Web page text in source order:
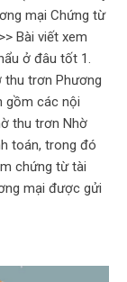
mại Chứng từ
Bài viết xem
ở đâu tốt 1.
thu trơn Phương
gồm các nội
thu trơn Nhờ
toán, trong đó
chứng từ tài
mại được gửi